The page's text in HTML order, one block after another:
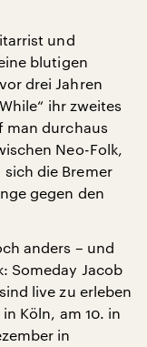
und
blutigen
drei Jahren
ihr zweites
man durchaus
Neo-Folk,
die Bremer
gegen den
anders – und
Someday Jacob
live zu erleben
Köln, am 10. in
in